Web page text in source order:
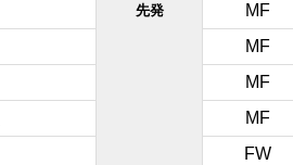
先発 MF
MF
MF
MF
FW